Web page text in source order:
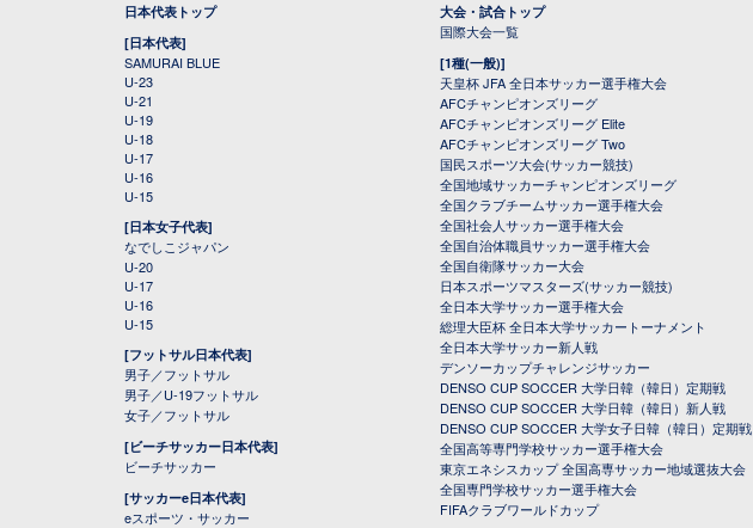
日本代表トップ
[日本代表]
SAMURAI BLUE
U-23
U-21
U-19
U-18
U-17
U-16
U-15
[日本女子代表]
なでしこジャパン
U-20
U-17
U-16
U-15
[フットサル日本代表]
男子／フットサル
男子／U-19フットサル
女子／フットサル
[ビーチサッカー日本代表]
ビーチサッカー
[サッカーe日本代表]
eスポーツ・サッカー
大会・試合トップ
国際大会一覧
[1種(一般)]
天皇杯 JFA 全日本サッカー選手権大会
AFCチャンピオンズリーグ
AFCチャンピオンズリーグ Elite
AFCチャンピオンズリーグ Two
国民スポーツ大会(サッカー競技)
全国地域サッカーチャンピオンズリーグ
全国クラブチームサッカー選手権大会
全国社会人サッカー選手権大会
全国自治体職員サッカー選手権大会
全国自衛隊サッカー大会
日本スポーツマスターズ(サッカー競技)
全日本大学サッカー選手権大会
総理大臣杯 全日本大学サッカートーナメント
全日本大学サッカー新人戦
デンソーカップチャレンジサッカー
DENSO CUP SOCCER 大学日韓（韓日）定期戦
DENSO CUP SOCCER 大学日韓（韓日）新人戦
DENSO CUP SOCCER 大学女子日韓（韓日）定期戦
全国高等専門学校サッカー選手権大会
東京エネシスカップ 全国高専サッカー地域選抜大会
全国専門学校サッカー選手権大会
FIFAクラブワールドカップ